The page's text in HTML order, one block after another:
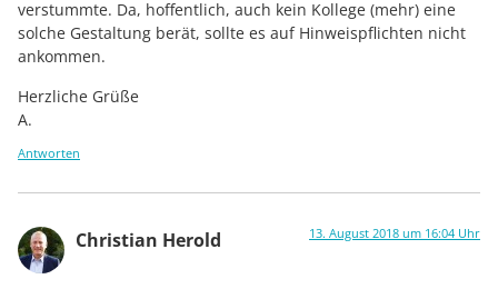
verstummte. Da, hoffentlich, auch kein Kollege (mehr) eine
solche Gestaltung berät, sollte es auf Hinweispflichten nicht
ankommen.
Herzliche Grüße
A.
Antworten
Christian Herold 13. August 2018 um 16:04 Uhr